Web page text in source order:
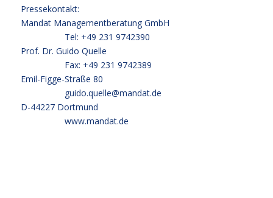
Pressekontakt:
Mandat Managementberatung GmbH
Tel: +49 231 9742390
Prof. Dr. Guido Quelle
Fax: +49 231 9742389
Emil-Figge-Straße 80
guido.quelle@mandat.de
D-44227 Dortmund
www.mandat.de